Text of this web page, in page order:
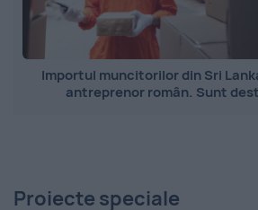
Importul muncitorilor din Sri
antreprenor român. Sunt
Proiecte speciale